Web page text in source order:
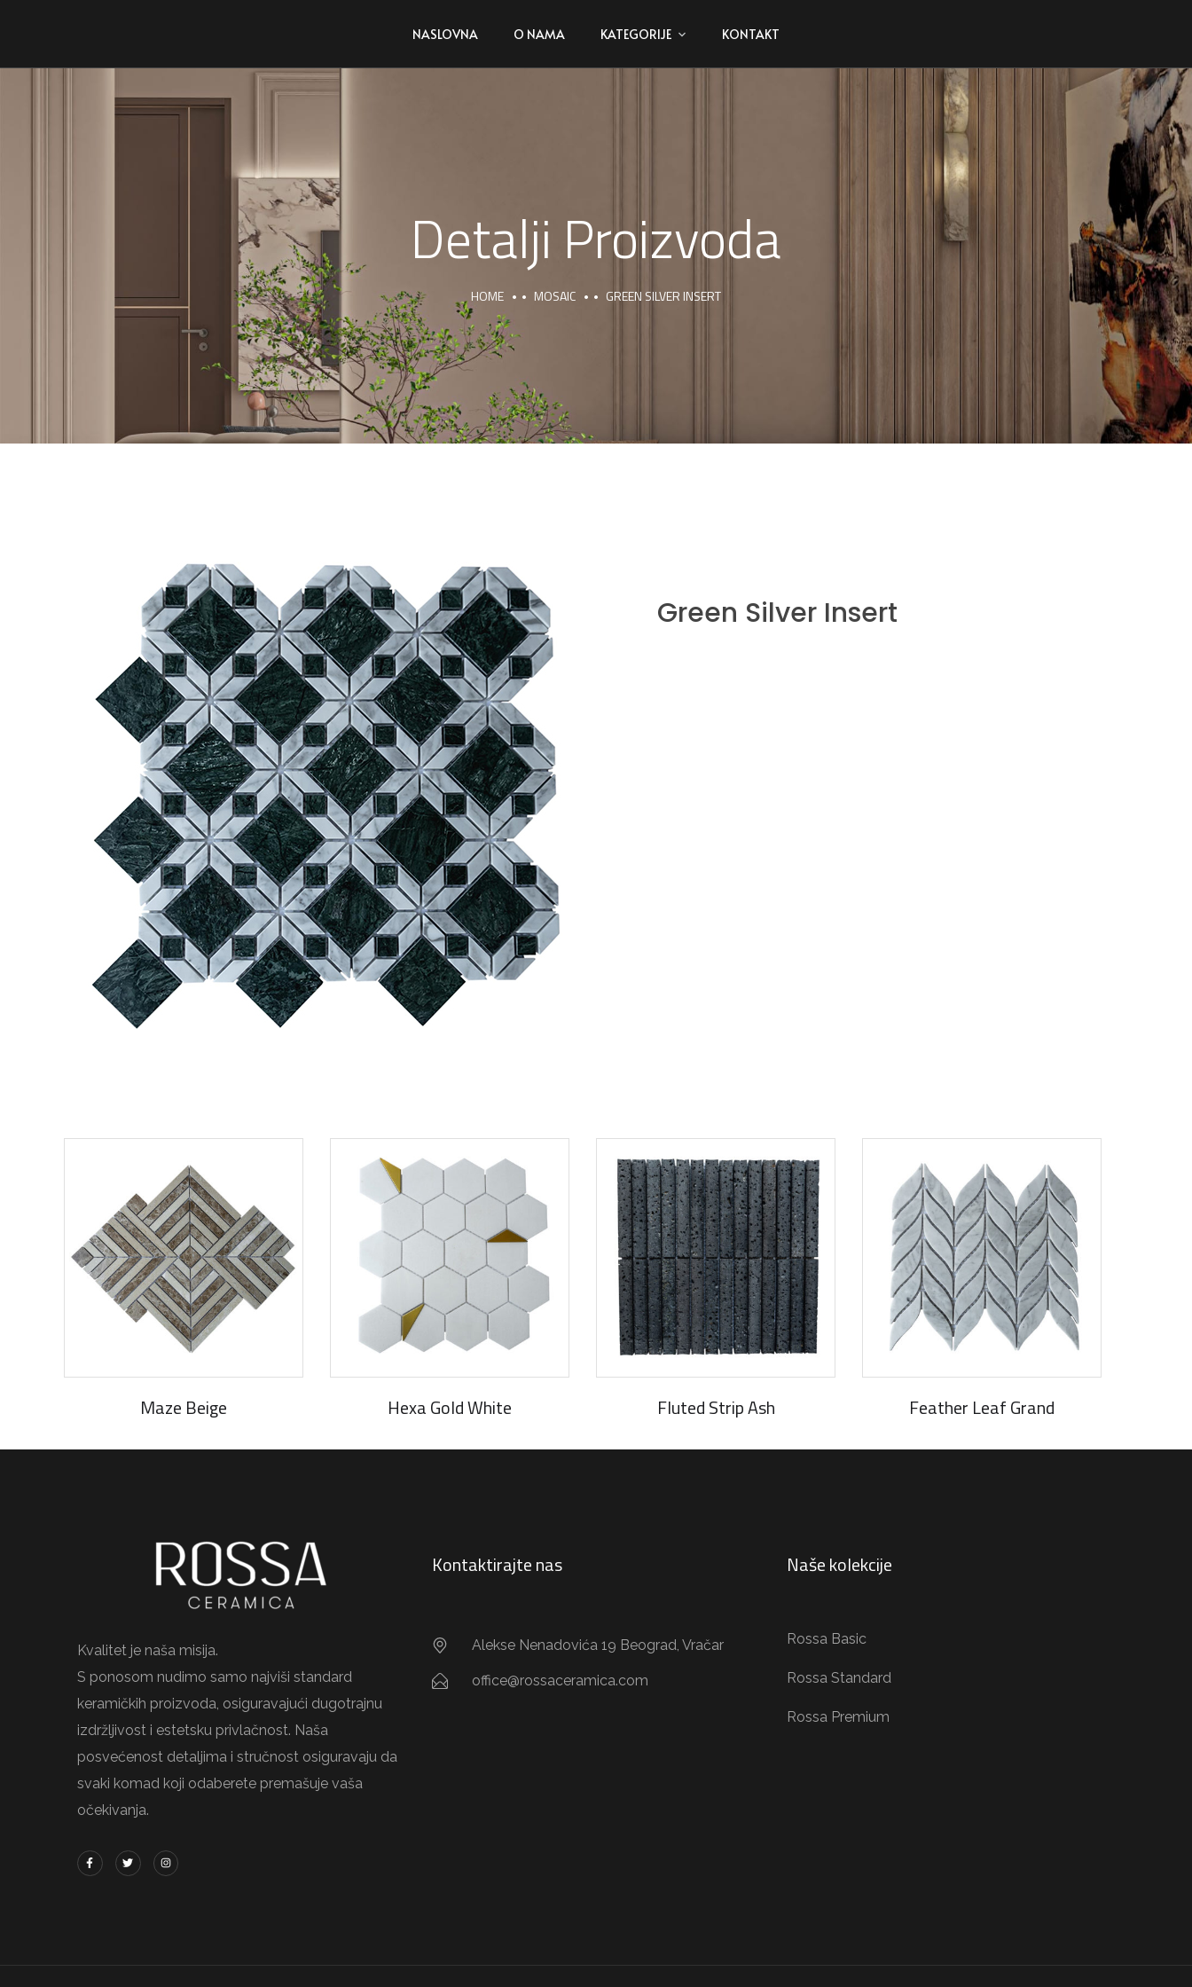
NASLOVNA O NAMA KATEGORIJE KONTAKT
Detalji Proizvoda
HOME MOSAIC GREEN SILVER INSERT
Green Silver Insert
Maze Beige Hexa Gold White Fluted Strip Ash Feather Leaf Grand
Kvalitet je naša misija.
S ponosom nudimo samo najviši standard
keramičkih proizvoda, osiguravajući dugotrajnu
izdržljivost i estetsku privlačnost. Naša
posvećenost detaljima i stručnost osiguravaju da
svaki komad koji odaberete premašuje vaša
očekivanja.
Kontaktirajte nas
Alekse Nenadovića 19 Beograd, Vračar
office@rossaceramica.com
Naše kolekcije
Rossa Basic
Rossa Standard
Rossa Premium